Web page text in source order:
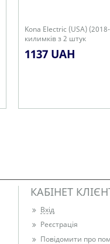
Kona Electric (USA)
килимків з 2 штук
1137 UAH
КАБІНЕТ
Вхід
Реєстрація
Повідомити про